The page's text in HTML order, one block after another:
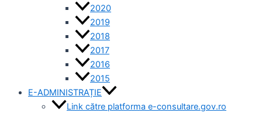
2020
2019
2018
2017
2016
2015
E-ADMINISTRAȚIE
Link către platforma e-consultare.gov.ro